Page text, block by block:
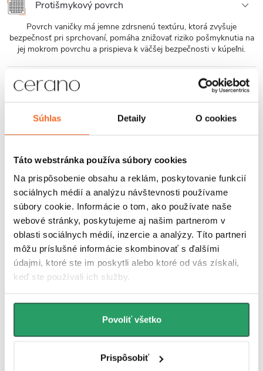
Súhlas Detaily O cookies
Táto webstránka používa súbory cookies
Na prispôsobenie obsahu a reklám, poskytovanie funkcií
sociálnych médií a analýzu návštevnosti používame
súbory cookie. Informácie o tom, ako používate naše
webové stránky, poskytujeme aj našim partnerom v
oblasti sociálnych médií, inzercie a analýzy. Títo partneri
môžu príslušné informácie skombinovať s ďalšími
údajmi, ktoré ste im poskytli alebo ktoré od vás získali,
keď ste používali ich služby.
Povoliť všetko
Prispôsobiť
Protišmykový povrch
Povrch vaničky má jemne zdrsnenú textúru, ktorá zvyšuje
bezpečnosť pri sprchovaní, pomáha znižovať riziko pošmyknutia na
jej mokrom povrchu a prispieva k väčšej bezpečnosti v kúpeľni.
Ultra-Plate
Nízka výška vaničky zaisťuje pohodlný vstup do sprchy, spoľahlivý
svojmu nízkemu profilu si vanička zachováva vysokú pevnosť a
odolnosť.
Možnosti inštalácie
V závislosti na možnostiach priestoru je možné zvoliť umiestnenie
vaničky na podlahu, podmurovku alebo zapustenie do podlahy. Je
dôležité zvážiť technické možnosti, potreby a preferencie, rovnako
ako estetický vzhľad, aby bola zvolená najvhodnejšia metóda
inštalácie. Táto vanička poskytuje všetky možnosti a je tak
univerzálnym typom.
Odvod vody
takže voda nezostáva stáť na jej povrchu, menej sa roznáša po
bezpečnostnú funkciu.
Odtok čistiteľný zhora